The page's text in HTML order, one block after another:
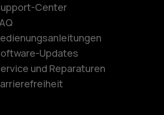
Center
Updates
und Reparaturen